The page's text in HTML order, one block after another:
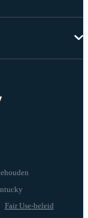
Fair Use-beleid